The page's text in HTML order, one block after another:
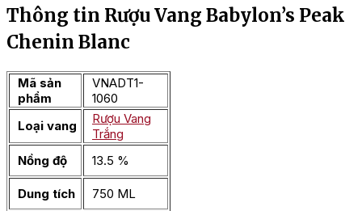
Thông tin Rượu Vang Babylon’s Peak
Chenin Blanc
Mã sản
phẩm
VNADT1-
1060
Loại vang
Rượu Vang
Trắng
Nồng độ
13.5 %
Dung tích 750 ML